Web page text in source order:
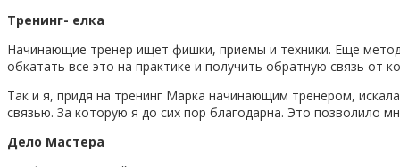
Тренинг- елка
Начинающие тренер ищет фишки, приемы и техники. Еще
обкатать все это на практике и получить обратную связь от
Так и я, придя на тренинг Марка начинающим тренером,
связью. За которую я до сих пор благодарна. Это позволило
Дело Мастера